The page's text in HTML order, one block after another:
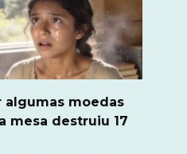
algumas moedas
mesa destruiu 17